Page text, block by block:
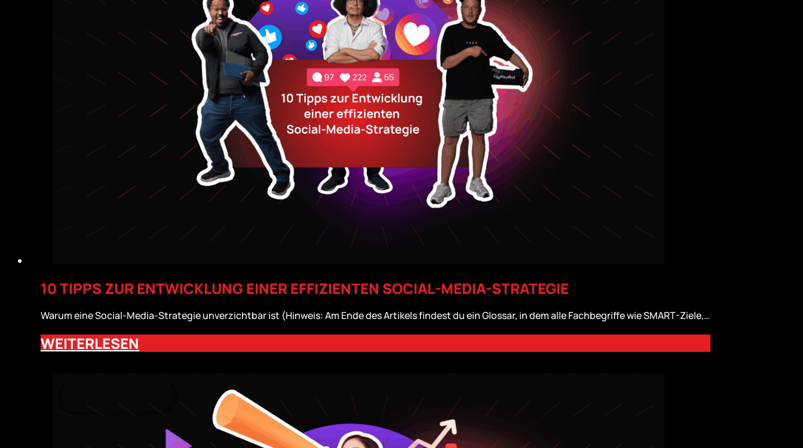
10 TIPPS ZUR ENTWICKLUNG EINER EFFIZIENTEN SOCIAL-MEDIA-STRATEGIE
Warum eine Social-Media-Strategie unverzichtbar ist (Hinweis: Am Ende des Artikels findest du ein Glossar, in dem alle Fachbegriffe wie SMART-Ziele,…
WEITERLESEN